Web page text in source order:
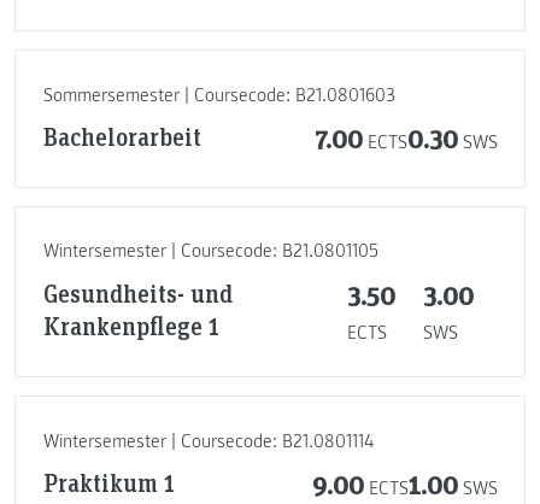
Sommersemester | Coursecode: B21.0801603
Bachelorarbeit 7.00 ECTS0.30 SWS
Wintersemester | Coursecode: B21.0801105
Gesundheits- und
Krankenpflege 1
3.50
ECTS
3.00
SWS
Wintersemester | Coursecode: B21.0801114
Praktikum 1 9.00 ECTS1.00 SWS